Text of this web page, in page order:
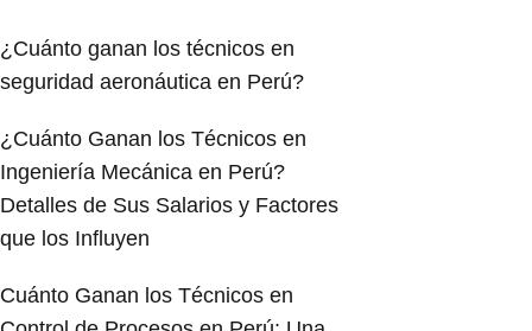
¿Cuánto ganan los técnicos en
seguridad aeronáutica en Perú?
¿Cuánto Ganan los Técnicos en
Ingeniería Mecánica en Perú?
Detalles de Sus Salarios y Factores
que los Influyen
Cuánto Ganan los Técnicos en